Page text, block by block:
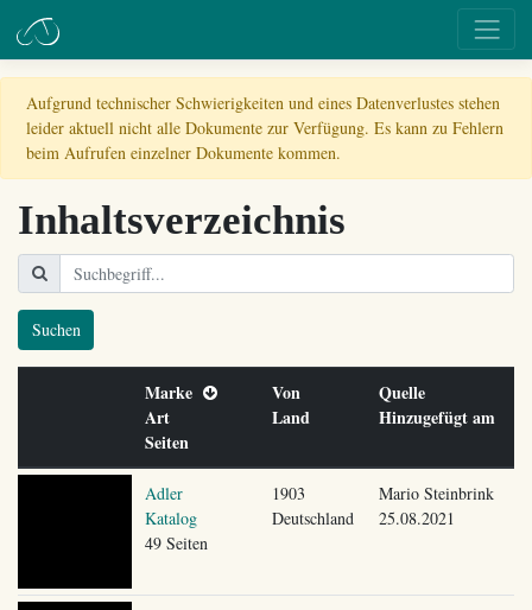
Aufgrund technischer Schwierigkeiten und eines Datenverlustes stehen
leider aktuell nicht alle Dokumente zur Verfügung. Es kann zu Fehlern
beim Aufrufen einzelner Dokumente kommen.
Inhaltsverzeichnis
Suchen
Marke
Art
Seiten
Von
Land
Quelle
Hinzugefügt am
Adler
Katalog
49 Seiten
1903
Deutschland
Mario Steinbrink
25.08.2021